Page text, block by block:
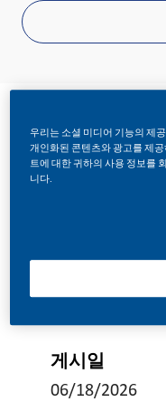
요청 ID
Full Time
게시일
06/18/2026
우리는 소셜 미디어 기능의 제
개인화된 콘텐츠와 광고를 제
트에 대한 귀하의 사용 정보를
니다.